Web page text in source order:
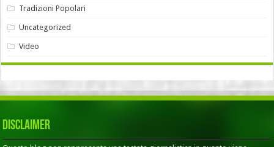
Tradizioni Popolari
Uncategorized
Video
Disclaimer